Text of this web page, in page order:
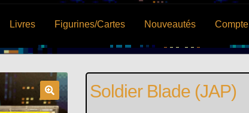
Livres Figurines/Cartes Nouveautés Compte
Soldier Blade (JAP)